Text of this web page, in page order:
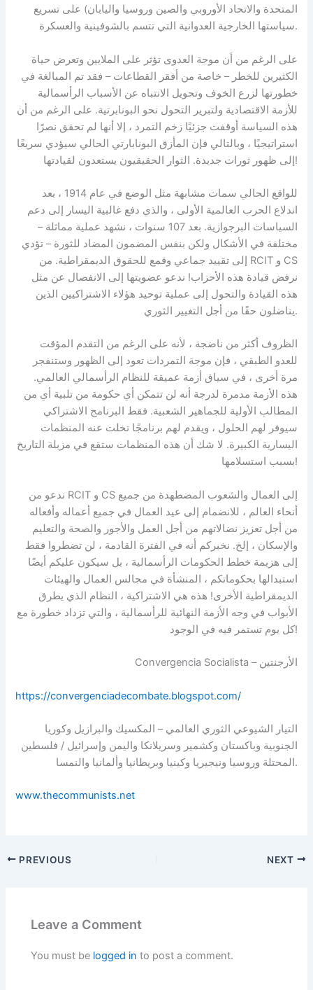
المتحدة والاتحاد الأوروبي والصين وروسيا واليابان) على تسريع
سياستها الخارجية العدوانية التي تتسم بالشوفينية والعسكرة.
على الرغم من أن موجة العدوى تؤثر على الملايين وتعرض حياة
الكثيرين للخطر – خاصة من أفقر القطاعات – فقد تم المبالغة في
خطورتها لزرع الخوف وتحويل الانتباه عن الأسباب الرأسمالية
للأزمة الاقتصادية ولتبرير التحول نحو البونابرتية. على الرغم من أن
هذه السياسة أوقفت جزئيًا زخم التمرد ، إلا أنها لم تحقق نصرًا
استراتيجيًا ، وبالتالي فإن المأزق البونابارتي الحالي سيؤدي سريعًا
إلى ظهور ثورات جديدة. الثوار الحقيقيون يستعدون لقيادتها!
للواقع الحالي سمات مشابهة مثل الوضع في عام 1914 ، بعد
اندلاع الحرب العالمية الأولى ، والذي دفع غالبية اليسار إلى دعم
السياسات البرجوازية. بعد 107 سنوات ، نشهد عملية مماثلة –
مختلفة في الأشكال ولكن بنفس المضمون المضاد للثورة – تؤدي
إلى تقييد جماعي وقمع للحقوق الديمقراطية. من RCIT و CS
نرفض قيادة هذه الأحزاب! ندعو عضويتها إلى الانفصال عن مثل
هذه القيادة والتحول إلى عملية توحيد هؤلاء الاشتراكيين الذين
يناضلون حقًا من أجل التغيير الثوري.
الظروف أكثر من ناضجة ، لأنه على الرغم من التقدم المؤقت
للعدو الطبقي ، فإن موجة التمردات تعود إلى الظهور وستنفجر
مرة أخرى ، في سياق أزمة عميقة للنظام الرأسمالي العالمي.
هذه الأزمة مدمرة لدرجة أنه لن تتمكن أي حكومة من تلبية أي من
المطالب الأولية للجماهير الشعبية. فقط البرنامج الاشتراكي
سيوفر لهم الحلول ، ويقدم لهم برنامجًا تخلت عنه المنظمات
اليسارية الكبيرة. لا شك أن هذه المنظمات ستقع في مزبلة التاريخ
بسبب استسلامها!
ندعو من RCIT و CS إلى العمال والشعوب المضطهدة من جميع
أنحاء العالم ، للانضمام إلى عيد العمال في جميع أعماله وأفعاله
من أجل تعزيز نضالاتهم من أجل العمل والأجور والصحة والتعليم
والإسكان ، إلخ. نخبركم أنه في الفترة القادمة ، لن تضطروا فقط
إلى هزيمة خطط الحكومات الرأسمالية ، بل سيكون عليكم أيضًا
استبدالها بحكوماتكم ، المنشأة في مجالس العمال والهيئات
الديمقراطية الأخرى! هذه هي الاشتراكية ، النظام الذي يطرق
الأبواب في وجه الأزمة النهائية للرأسمالية ، والتي تزداد خطورة مع
كل يوم تستمر فيه في الوجود!
Convergencia Socialista – الأرجنتين
https://convergenciadecombate.blogspot.com/
التيار الشيوعي الثوري العالمي – المكسيك والبرازيل وكوريا
الجنوبية وباكستان وكشمير وسريلانكا واليمن وإسرائيل / فلسطين
المحتلة وروسيا ونيجيريا وكينيا وبريطانيا وألمانيا والنمسا.
www.thecommunists.net
PREVIOUS NEXT
Leave a Comment
You must be logged in to post a comment.